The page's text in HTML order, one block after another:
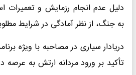
دلیل عدم انجام رزمایش و تعمیرات
به جنگ، از نظر آمادگی در شرایط
دریادار سیاری در مصاحبه با ویژه
تأکید بر ورود مردانه ارتش به